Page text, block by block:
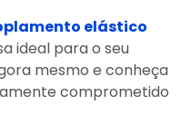
elástico
ideal para o seu
mesmo e conheça
comprometido